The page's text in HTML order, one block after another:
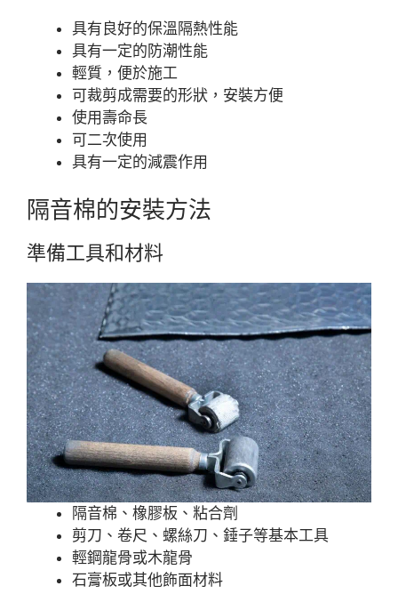
具有良好的保溫隔熱性能
具有一定的防潮性能
輕質，便於施工
可裁剪成需要的形狀，安裝方便
使用壽命長
可二次使用
具有一定的減震作用
隔音棉的安裝方法
準備工具和材料
隔音棉、橡膠板、粘合劑
剪刀、卷尺、螺絲刀、錘子等基本工具
輕鋼龍骨或木龍骨
石膏板或其他飾面材料